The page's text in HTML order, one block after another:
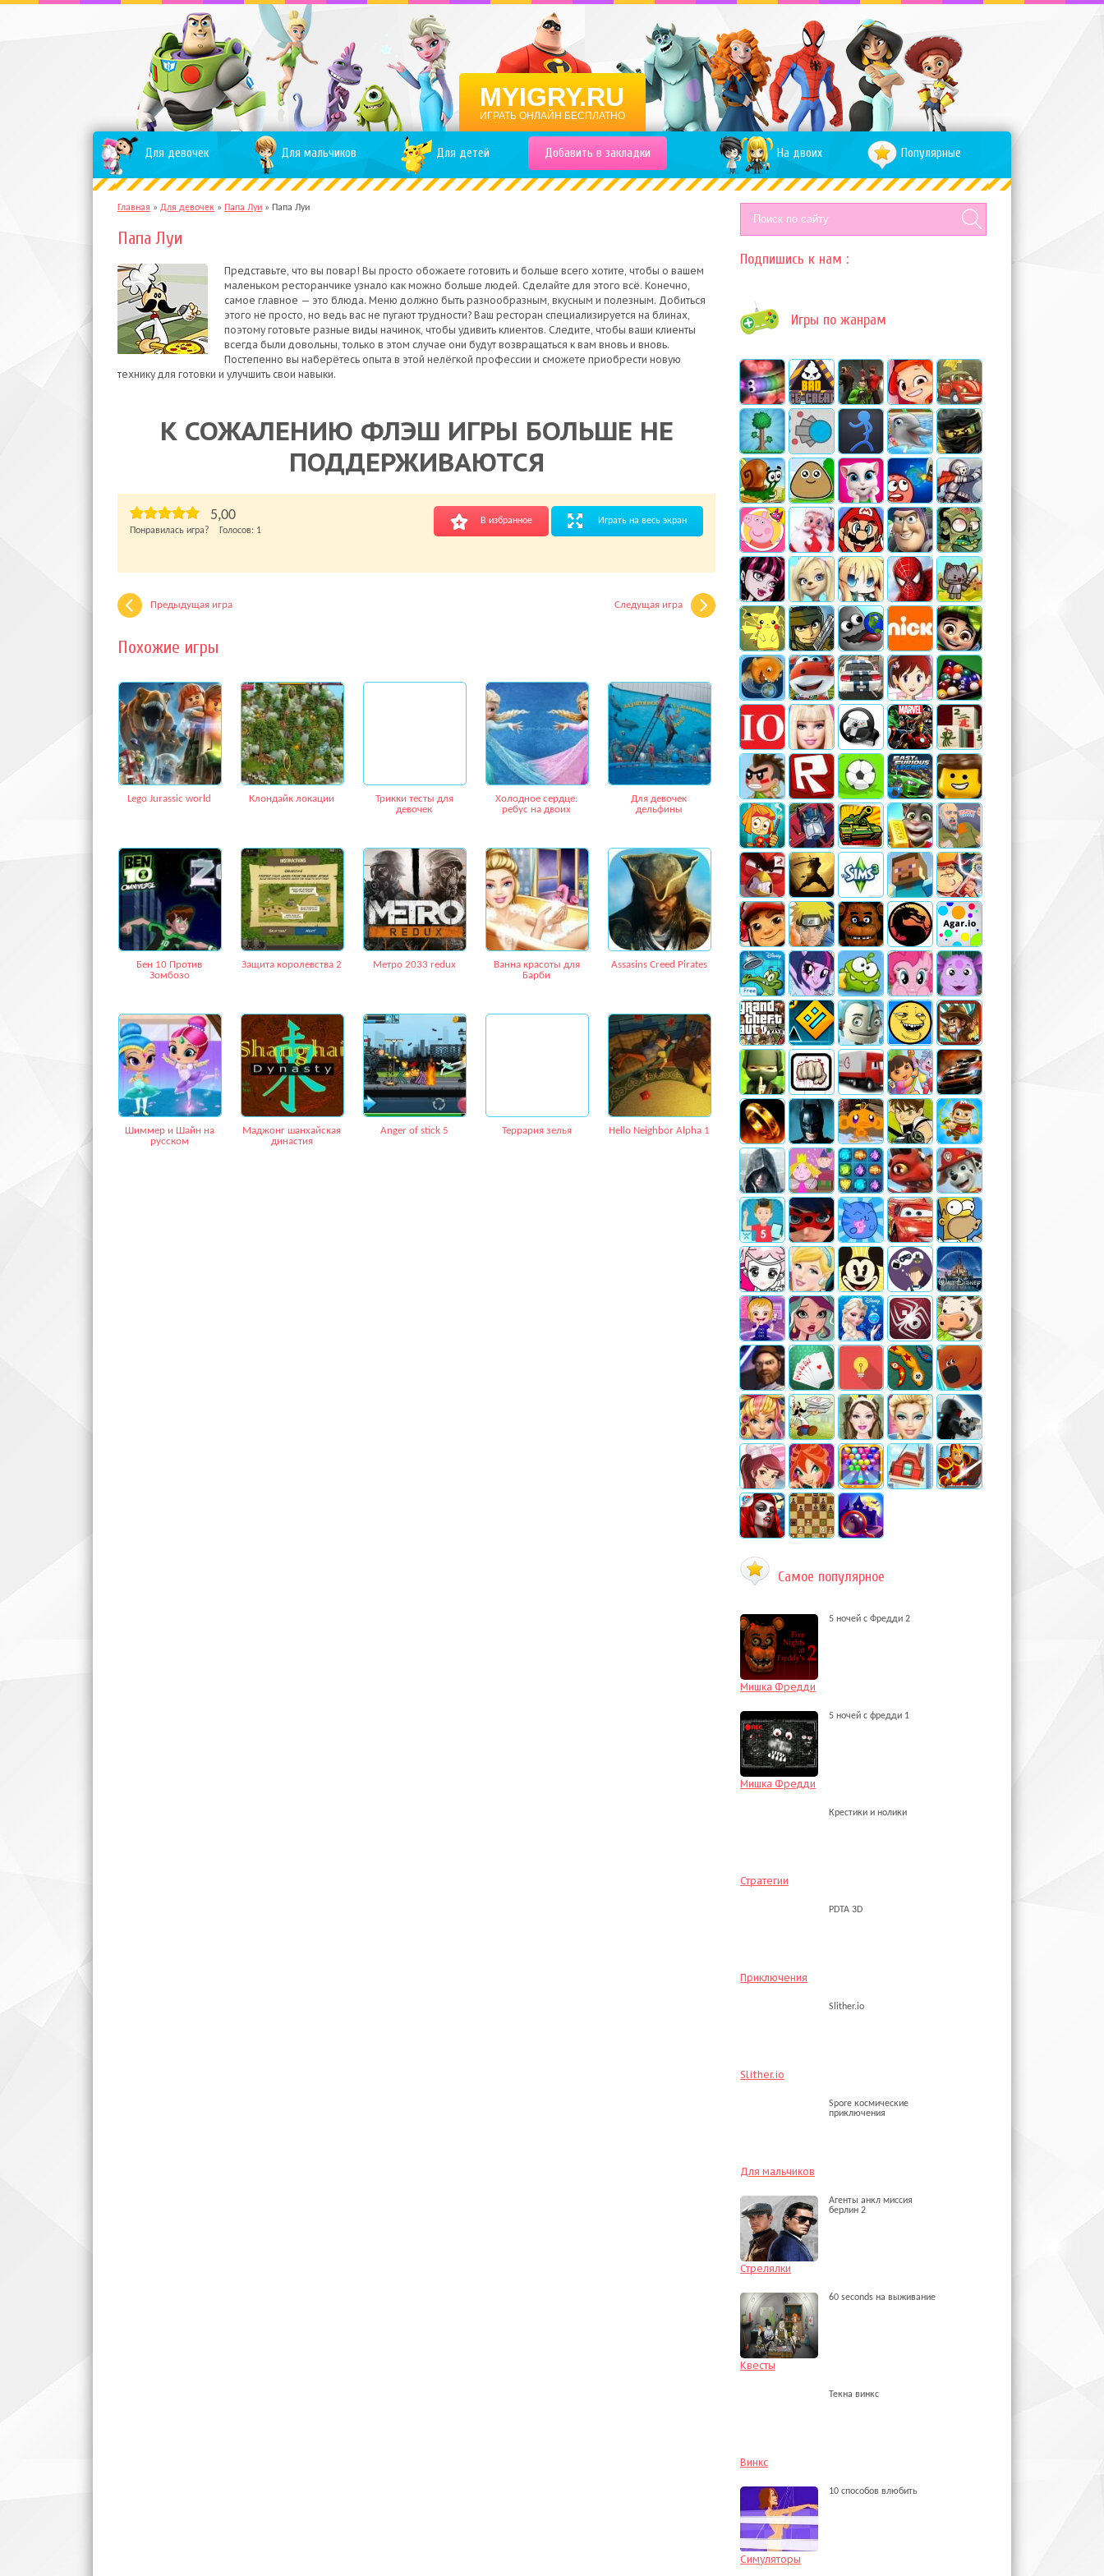
MYIGRY.RU
ИГРАТЬ ОНЛАЙН БЕСПЛАТНО
Для девочек Для мальчиков Для детей Добавить в закладки На двоих Популярные
Главная » Для девочек » Папа Луи » Папа Луи
Папа Луи
Представьте, что вы повар! Вы просто обожаете готовить и больше всего хотите, чтобы о вашем
маленьком ресторанчике узнало как можно больше людей. Сделайте для этого всё. Конечно,
самое главное — это блюда. Меню должно быть разнообразным, вкусным и полезным. Добиться
этого не просто, но ведь вас не пугают трудности? Ваш ресторан специализируется на блинах,
поэтому готовьте разные виды начинок, чтобы удивить клиентов. Следите, чтобы ваши клиенты
всегда были довольны, только в этом случае они будут возвращаться к вам вновь и вновь.
Постепенно вы наберётесь опыта в этой нелёгкой профессии и сможете приобрести новую
технику для готовки и улучшить свои навыки.
К СОЖАЛЕНИЮ ФЛЭШ ИГРЫ БОЛЬШЕ НЕ
ПОДДЕРЖИВАЮТСЯ
В избранное Играть на весь экран
5,00
Понравилась игра? Голосов: 1
Предыдущая игра Следущая игра
Похожие игры
Lego Jurassic world Клондайк локации
Трикки тесты для
девочек
Холодное сердце:
ребус на двоих
Для девочек
дельфины
Бен 10 Против
Зомбозо
Защита королевства 2 Метро 2033 redux
Ванна красоты для
Барби
Assasins Creed Pirates
Шиммер и Шайн на
русском
Маджонг шанхайская
династия
Anger of stick 5 Террария зелья Hello Neighbor Alpha 1
Подпишись к нам :
Игры по жанрам
Самое популярное
5 ночей с Фредди 2
Мишка Фредди
5 ночей с фредди 1
Мишка Фредди
Крестики и нолики
Стратегии
PDTA 3D
Приключения
Slither.io
Slither.io
Spore космические
приключения
Для мальчиков
Агенты анкл миссия
берлин 2
Стрелялки
60 seconds на выживание
Квесты
Текна винкс
Винкс
10 способов влюбить
Симуляторы